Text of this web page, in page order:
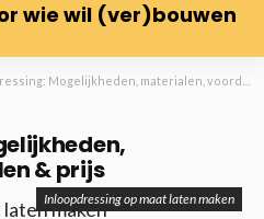
Mogelijkheden, materialen, voordelen & prijs
& prijs
Inloopdressing op maat laten maken